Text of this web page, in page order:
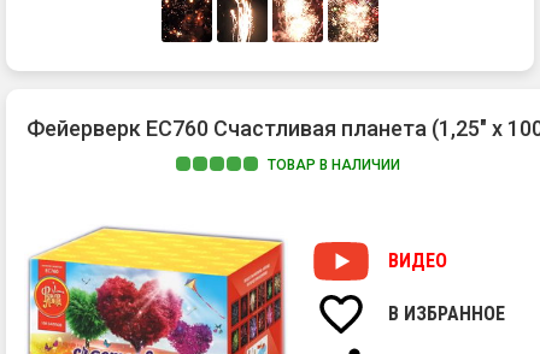
Фейерверк ЕС760 Счастливая планета (1,25" х
ТОВАР В НАЛИЧИИ
ВИДЕО
В ИЗБРАННОЕ